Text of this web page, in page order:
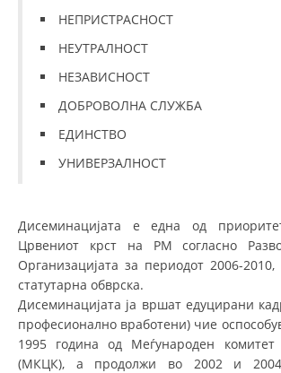
СТАТУТ НА ЦКРМ
РАКОВОДЕН ОДБОР
СТРУКТУРА И ОРГАНИЗАЦИОНА
ДИСЕМИНАЦИЈА
ПРОМОЦИЈА НА ХУМАНИ
УПОТРЕБА И ЗАШТИТА НА АМБЛЕМОТ
НЕПРИСТРАСНОСТ
НЕУТРАЛНОСТ
НЕЗАВИСНОСТ
ДОБРОВОЛНА СЛУЖБА
ЕДИНСТВО
УНИВЕРЗАЛНОСТ
Дисеминацијата е една од
Црвениот крст на РМ согласно
Организацијата за периодот 2006-2010,
статутарна обврска.
Дисеминацијата ја вршат едуцирани
професионално вработени) чие
1995 година од Меѓународен
(МКЦК), а продолжи во 2002 и 2004